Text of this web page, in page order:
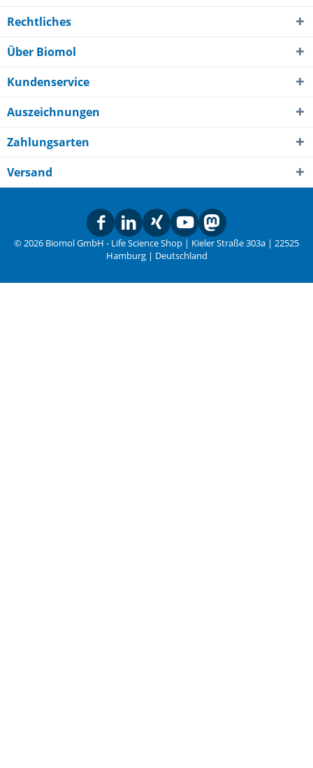
Rechtliches
Über Biomol
Kundenservice
Auszeichnungen
Zahlungsarten
Versand
© 2026 Biomol GmbH - Life Science Shop | Kieler Straße 303a | 22525
Hamburg | Deutschland